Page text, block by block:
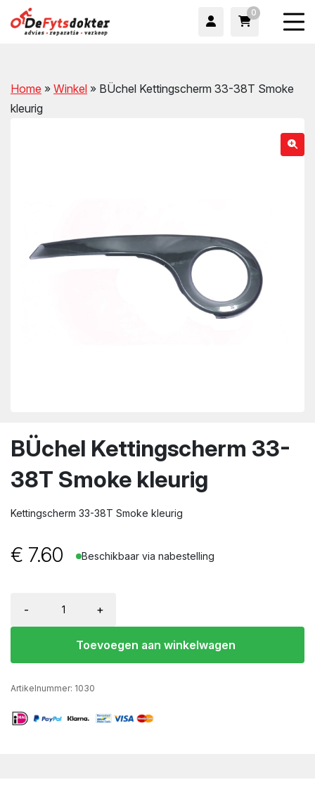
0
Home » Winkel » BÜchel Kettingscherm 33-38T Smoke
kleurig
BÜchel Kettingscherm 33-
38T Smoke kleurig
Kettingscherm 33-38T Smoke kleurig
€ 7.60 Beschikbaar via nabestelling
- +
Toevoegen aan winkelwagen
Artikelnummer: 1030